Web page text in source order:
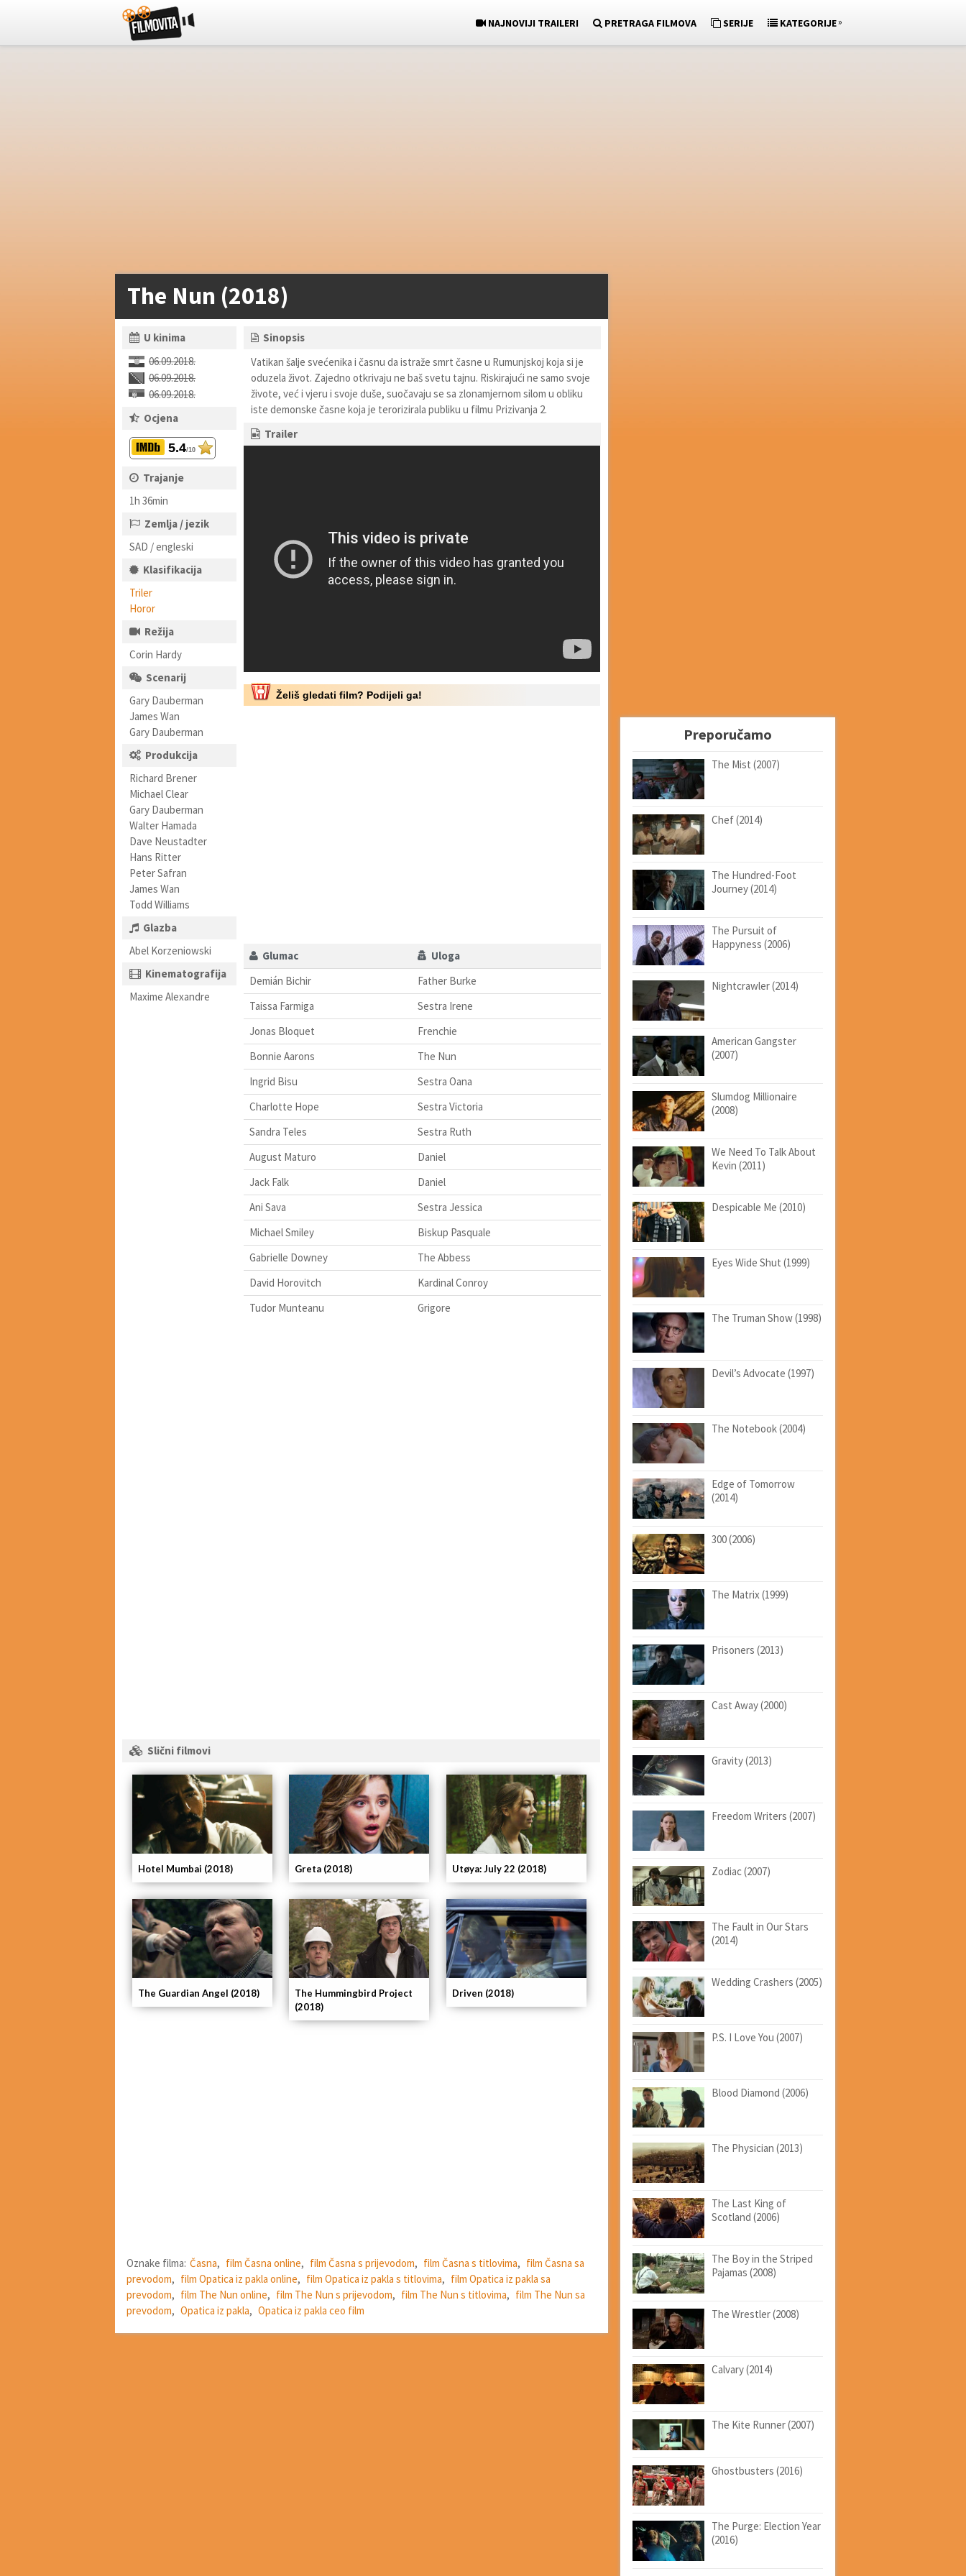
NAJNOVIJI TRAILERI PRETRAGA FILMOVA SERIJE KATEGORIJE»
The Nun (2018)
U kinima
06.09.2018.
06.09.2018.
06.09.2018.
Ocjena
5.4/10
Trajanje
1h 36min
Zemlja / jezik
SAD / engleski
Klasifikacija
Triler
Horor
Režija
Corin Hardy
Scenarij
Gary Dauberman
James Wan
Gary Dauberman
Produkcija
Richard Brener
Michael Clear
Gary Dauberman
Walter Hamada
Dave Neustadter
Hans Ritter
Peter Safran
James Wan
Todd Williams
Glazba
Abel Korzeniowski
Kinematografija
Maxime Alexandre
Sinopsis
Vatikan šalje svećenika i časnu da istraže smrt časne u Rumunjskoj koja si je
oduzela život. Zajedno otkrivaju ne baš svetu tajnu. Riskirajući ne samo svoje
živote, već i vjeru i svoje duše, suočavaju se sa zlonamjernom silom u obliku
iste demonske časne koja je terorizirala publiku u filmu Prizivanja 2.
Trailer
Želiš gledati film? Podijeli ga!
Glumac
Uloga
Demián Bichir
Father Burke
Taissa Farmiga
Sestra Irene
Jonas Bloquet
Frenchie
Bonnie Aarons
The Nun
Ingrid Bisu
Sestra Oana
Charlotte Hope
Sestra Victoria
Sandra Teles
Sestra Ruth
August Maturo
Daniel
Jack Falk
Daniel
Ani Sava
Sestra Jessica
Michael Smiley
Biskup Pasquale
Gabrielle Downey
The Abbess
David Horovitch
Kardinal Conroy
Tudor Munteanu
Grigore
Slični filmovi
Driven (2018)
The Hummingbird Project
(2018)
The Guardian Angel (2018)
Utøya: July 22 (2018)
Greta (2018)
Hotel Mumbai (2018)
Oznake filma: Časna, film Časna online, film Časna s prijevodom, film Časna s titlovima, film Časna sa
prevodom, film Opatica iz pakla online, film Opatica iz pakla s titlovima, film Opatica iz pakla sa
prevodom, film The Nun online, film The Nun s prijevodom, film The Nun s titlovima, film The Nun sa
prevodom, Opatica iz pakla, Opatica iz pakla ceo film
Preporučamo
The Mist (2007)
Chef (2014)
The Hundred-Foot
Journey (2014)
The Pursuit of
Happyness (2006)
Nightcrawler (2014)
American Gangster
(2007)
Slumdog Millionaire
(2008)
We Need To Talk About
Kevin (2011)
Despicable Me (2010)
Eyes Wide Shut (1999)
The Truman Show (1998)
Devil’s Advocate (1997)
The Notebook (2004)
Edge of Tomorrow
(2014)
300 (2006)
The Matrix (1999)
Prisoners (2013)
Cast Away (2000)
Gravity (2013)
Freedom Writers (2007)
Zodiac (2007)
The Fault in Our Stars
(2014)
Wedding Crashers (2005)
P.S. I Love You (2007)
Blood Diamond (2006)
The Physician (2013)
The Last King of
Scotland (2006)
The Boy in the Striped
Pajamas (2008)
The Wrestler (2008)
Calvary (2014)
The Kite Runner (2007)
Ghostbusters (2016)
The Purge: Election Year
(2016)